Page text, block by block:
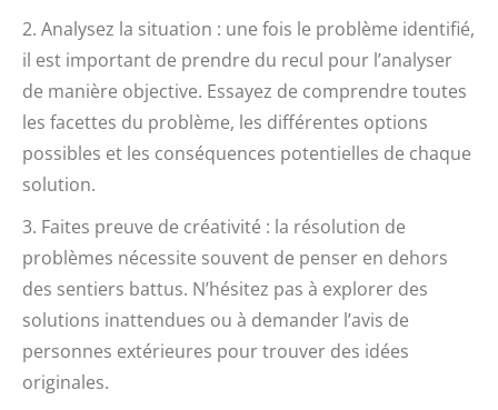
2. Analysez la situation : une fois le problème identifié,
il est important de prendre du recul pour l’analyser
de manière objective. Essayez de comprendre toutes
les facettes du problème, les différentes options
possibles et les conséquences potentielles de chaque
solution.
3. Faites preuve de créativité : la résolution de
problèmes nécessite souvent de penser en dehors
des sentiers battus. N’hésitez pas à explorer des
solutions inattendues ou à demander l’avis de
personnes extérieures pour trouver des idées
originales.